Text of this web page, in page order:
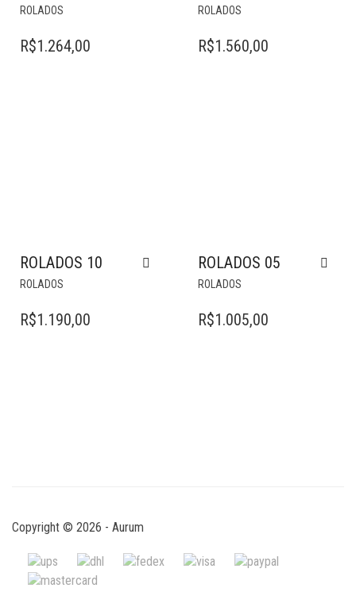
ROLADOS
R$1.264,00
ROLADOS
R$1.560,00
ROLADOS 10
ROLADOS
R$1.190,00
ROLADOS 05
ROLADOS
R$1.005,00
Copyright © 2026 - Aurum